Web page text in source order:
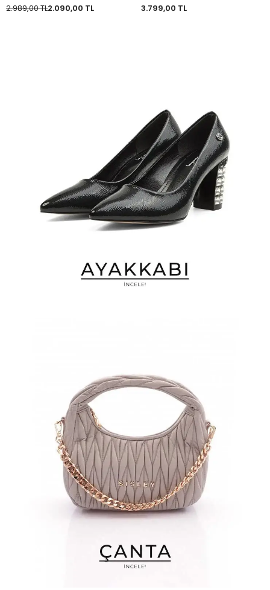
2.989,00 TL2.090,00 TL
3.799,00 TL